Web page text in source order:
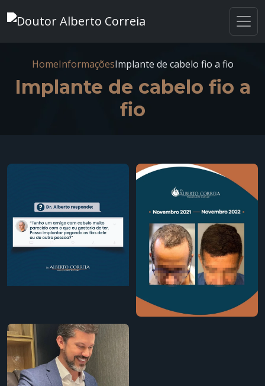
HomeInformaçõesImplante de cabelo fio a fio
Implante de cabelo fio a
fio